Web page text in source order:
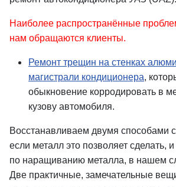
Наиболее распространённые
нам обращаются клиенты.
Ремонт трещин на стенках
магистрали кондиционера,
обыкновение корродировать в
кузову автомобиля.
Восстанавливаем двумя способами
если металл это позволяет сделать,
по наращиванию металла, в нашем
Две практичные, замечательные